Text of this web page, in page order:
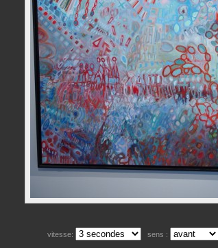
vitesse: sens :